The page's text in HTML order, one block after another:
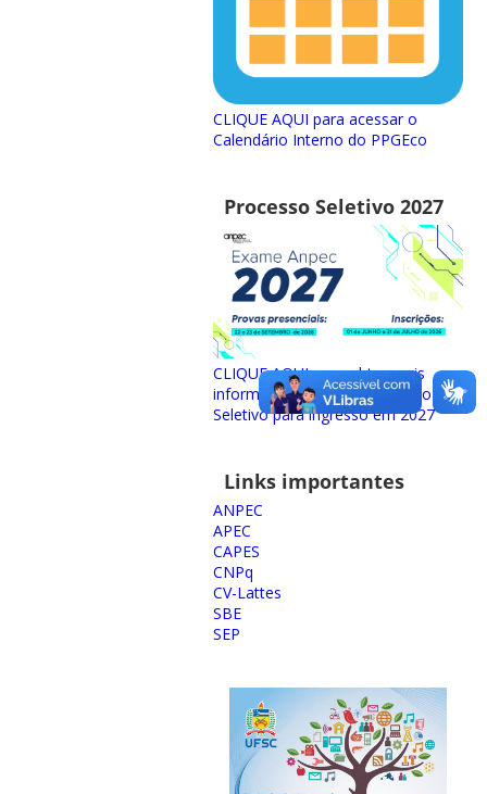
CLIQUE AQUI para acessar o
Calendário Interno do PPGEco
Processo Seletivo 2027
CLIQUE AQUI para obter mais
informações sobre o Processo
Seletivo para ingresso em 2027
Links importantes
ANPEC
APEC
CAPES
CNPq
CV-Lattes
SBE
SEP